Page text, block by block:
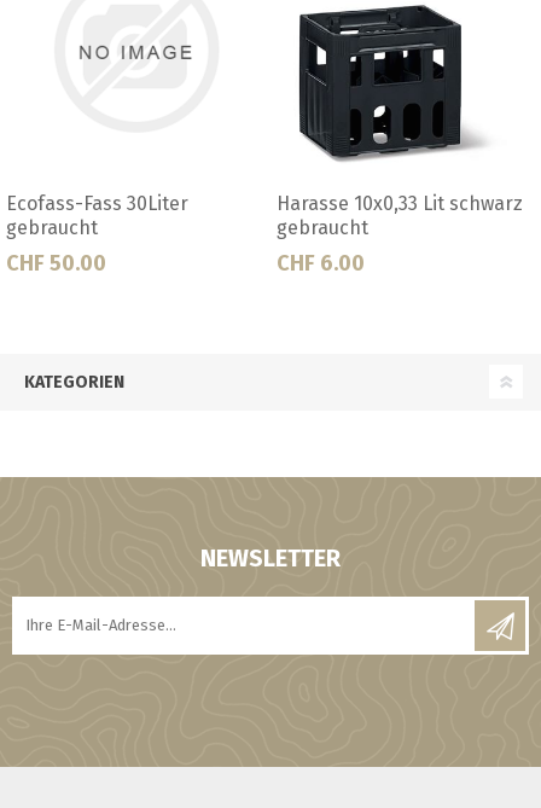
Harasse 10x0,33 Lit schwarz
gebraucht
CHF 6.00
Harasse 20x0,5 Lit rot
gebraucht
CHF 7.50
KATEGORIEN
NEWSLETTER